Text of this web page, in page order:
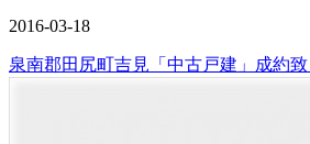
2016-03-18
泉南郡田尻町吉見「中古戸建」成約致